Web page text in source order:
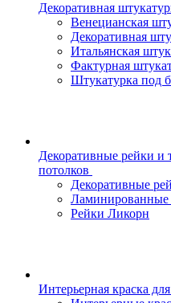
Декоративная
Венецианская
Декоративная
Итальянская
Фактурная
Штукатурка под
Декоративные рейки и
потолков
Декоративные
Ламинированные
Рейки Ликорн
Интерьерная краска